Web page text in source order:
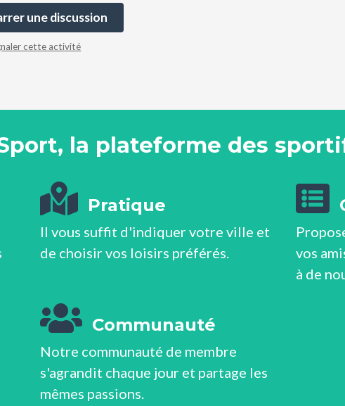
une discussion
cette activité
la plateforme des
Pratique
Il vous suffit d'indiquer votre ville et
de choisir vos loisirs préférés.
vos
à de
Communauté
Notre communauté de membre
s'agrandit chaque jour et partage les
mêmes passions.